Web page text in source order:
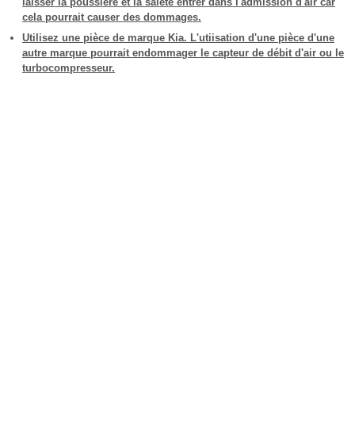
cela pourrait causer des dommages.
Utilisez une pièce de marque Kia. L'utiisation d'une pièce d'une
autre marque pourrait endommager le capteur de débit d'air ou le
turbocompresseur.